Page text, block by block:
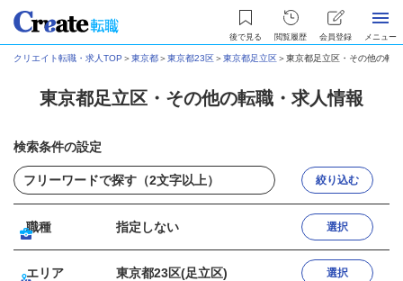
後で見る 閲覧履歴 会員登録 メニュー
クリエイト転職・求人TOP ＞東京都＞東京都23区＞東京都足立区＞東京都足立区・その他の転
東京都足立区・その他の転職・求人情報
検索条件の設定
絞り込む
職種 指定しない 選択
エリア 東京都23区(足立区) 選択